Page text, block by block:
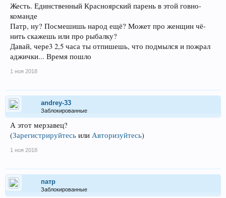
Жесть. Единственный Красноярский парень в этой говно-
команде
Патр, ну? Посмешишь народ ещё? Может про женщин чё-
нить скажешь или про рыбалку?
Давай, чере3 2,5 часа ты отпишешь, что подмылся и пожрал
аджички... Время пошло
1 ноя 2018
andrey-33
Заблокированные
А этот мерзавец?
(Зарегистрируйтесь или Авторизуйтесь)
1 ноя 2018
патр
Заблокированные